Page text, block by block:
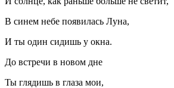
В синем небе появилась Луна,
И ты один сидишь у окна.
До встречи в новом дне
Ты глядишь в глаза мои,